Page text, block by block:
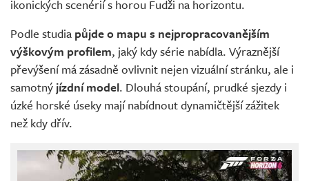
ikonických scenérií s horou Fudži na horizontu.
Podle studia půjde o mapu s nejpropracovanějším
výškovým profilem, jaký kdy série nabídla. Výraznější
převýšení má zásadně ovlivnit nejen vizuální stránku, ale i
samotný jízdní model. Dlouhá stoupání, prudké sjezdy i
úzké horské úseky mají nabídnout dynamičtější zážitek
než kdy dřív.